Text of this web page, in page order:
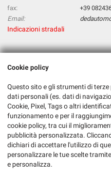
fax:
+39
Email:
Indicazioni stradali
Dati fiscali:
Via Saverio Casselli, 28, 82100
C.F/P.IVA:01561740620
Registro delle imprese:BN
Cookie policy
Questo sito e gli strumenti di
dati personali (es. dati di
Cookie, Pixel, Tags o altri
funzionamento e per il
cookie policy, tra cui il
pubblicità personalizzata.
dichiari di accettare l'utilizzo di
personalizzare le tue scelte
e personalizza.